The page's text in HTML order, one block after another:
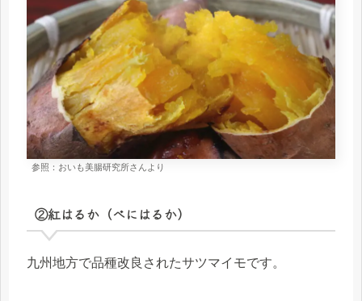
参照：おいも美腸研究所さんより
②紅はるか（べにはるか）
九州地方で品種改良されたサツマイモです。